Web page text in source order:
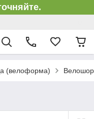
(велоформа)